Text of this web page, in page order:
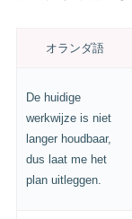
オランダ語
De huidige
werkwijze is niet
langer houdbaar,
dus laat me het
plan uitleggen.